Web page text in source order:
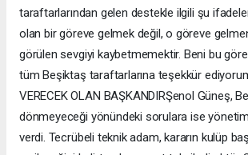
taraftarlarından gelen destekle ilgili şu
olan bir göreve gelmek değil, o göreve
görülen sevgiyi kaybetmemektir. Beni bu
tüm Beşiktaş taraftarlarına teşekkür
VERECEK OLAN BAŞKANDIRŞenol Güneş,
dönmeyeceği yönündeki sorulara ise
verdi. Tecrübeli teknik adam, kararın kulüp